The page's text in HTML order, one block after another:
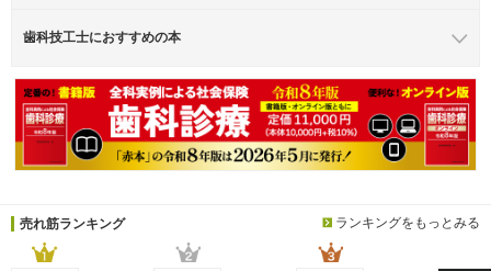
歯科技工士におすすめの本
売れ筋ランキング ランキングをもっとみる